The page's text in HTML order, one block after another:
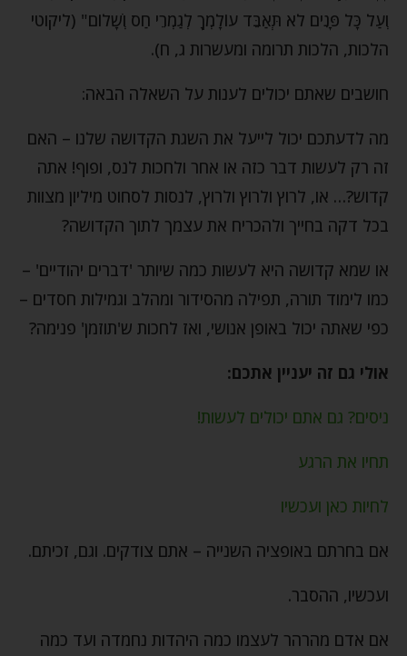
וְעַל כָּל פָּנִים לֹא תְּאַבֵּד עוֹלָמְךָ לְגַמְרֵי חַס וְשָׁלוֹם" (ליקוטי
הלכות, הלכות תרומה ומעשרות ג, ח).
חושבים שאתם יכולים לענות על השאלה הבאה:
מה לדעתכם יכול לייעל את השגת הקדושה שלנו – האם
זה רק לעשות דבר כזה או אחר ולחכות לנס, ופוף! אתה
קדוש?… או, לרוץ ולרוץ ולרוץ, לנסות לסחוט מיליון מצוות
בכל דקה בחייך ולהכריח את עצמך לתוך הקדושה?
או שמא קדושה היא לעשות כמה שיותר 'דברים יהודיים' –
כמו לימוד תורה, תפילה מהסידור ומהלב וגמילות חסדים –
כפי שאתה יכול באופן אנושי, ואז לחכות ש'תוזמן' פנימה?
אולי גם זה יעניין אתכם:
ניסים? גם אתם יכולים לעשות!
תחיו את הרגע
לחיות כאן ועכשיו
אם בחרתם באופציה השנייה – אתם צודקים. וגם, זכיתם.
ועכשיו, ההסבר.
אם אדם מהרהר לעצמו כמה היהדות נחמדה ועד כמה